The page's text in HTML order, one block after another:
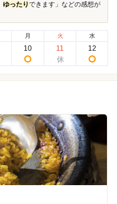
ゆったりできます」などの感想が
月
10
火
11
水
12